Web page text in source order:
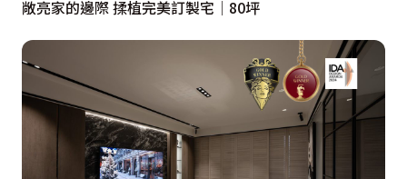
敞亮家的邊際 揉植完美訂製宅│80坪